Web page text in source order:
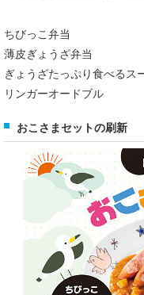
ちびっこ弁当
薄皮ぎょうざ弁当
ぎょうざたっぷり食べる
リンガーオードブル
おこさまセットの刷新